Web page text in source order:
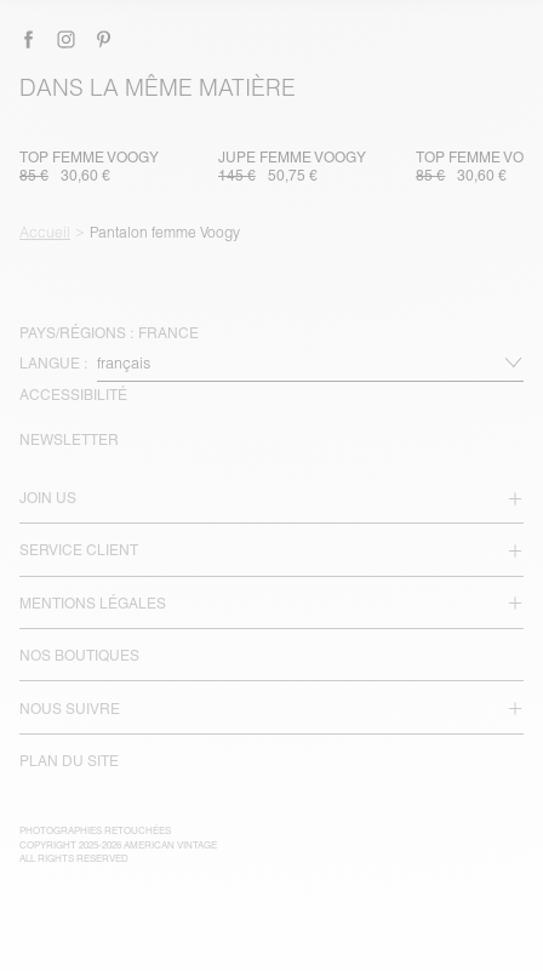
DANS LA MÊME MATIÈRE
TOP FEMME VOOGY
85 €
30,60 €
JUPE FEMME VOOGY
145 €
50,75 €
TOP FEMME
85 €
30,60 €
Accueil Pantalon femme Voogy
PAYS/RÉGIONS : FRANCE
LANGUE :
ACCESSIBILITÉ
JOIN US
SERVICE CLIENT
MENTIONS LÉGALES
NOS BOUTIQUES
NOUS SUIVRE
PLAN DU SITE
NEWSLETTER
PHOTOGRAPHIES RETOUCHÉES
COPYRIGHT 2025-2026 AMERICAN VINTAGE
ALL RIGHTS RESERVED